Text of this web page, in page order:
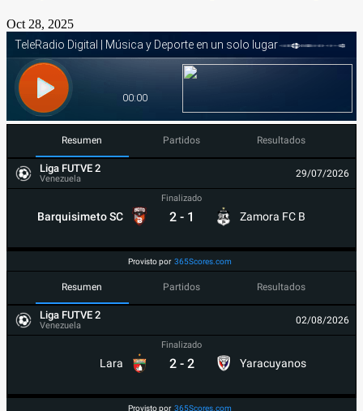
Oct 28, 2025
Resumen Partidos Resultados
Liga FUTVE 2
Venezuela 29/07/2026
Barquisimeto SC
Finalizado
2 - 1 Zamora FC B
Provisto por 365Scores.com
Resumen Partidos Resultados
Liga FUTVE 2
Venezuela 02/08/2026
Lara
Finalizado
2 - 2 Yaracuyanos
Provisto por 365Scores.com